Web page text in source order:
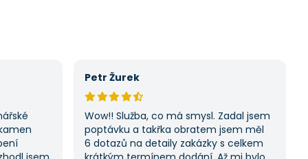
Petr Žurek
Wow!! Služba, co má smysl. Zadal jsem
poptávku a takřka obratem jsem měl
6 dotazů na detaily zakázky s celkem